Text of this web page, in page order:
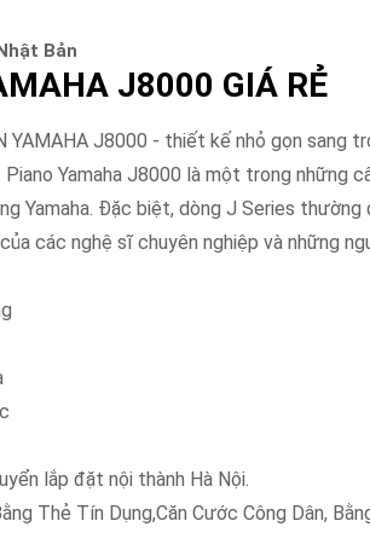
Bản
J8000 GIÁ RẺ
YAMAHA J8000 - thiết kế nhỏ gọn sang
Yamaha J8000 là một trong những
Yamaha. Đặc biệt, dòng J Series
các nghệ sĩ chuyên nghiệp và những
lắp đặt nội thành Hà Nội.
Thẻ Tín Dụng,Căn Cước Công Dân,